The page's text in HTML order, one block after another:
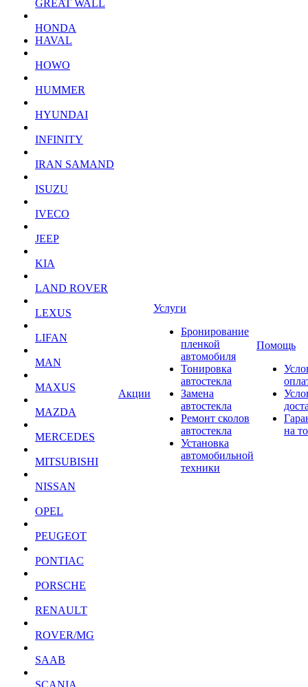
GREAT WALL
HONDA
HAVAL
HOWO
HUMMER
HYUNDAI
INFINITY
IRAN SAMAND
ISUZU
IVECO
JEEP
KIA
LAND ROVER
LEXUS
LIFAN
MAN
MAXUS
MAZDA
MERCEDES
MITSUBISHI
NISSAN
OPEL
PEUGEOT
PONTIAC
PORSCHE
RENAULT
ROVER/MG
SAAB
SCANIA
Акции
Услуги
Бронирование
пленкой
автомобиля
Тонировка
автостекла
Замена
автостекла
Ремонт сколов
автостекла
Установка
автомобильной
техники
Помощь
на